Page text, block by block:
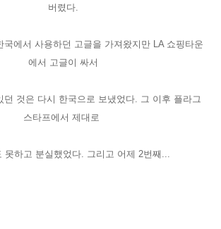
버렸다.
국에서 사용하던 고글을 가져왔지만 LA 쇼핑타운
에서 고글이 싸서
던 것은 다시 한국으로 보냈었다. 그 이후 플라그
스타프에서 제대로
못하고 분실했었다. 그리고 어제 2번째...